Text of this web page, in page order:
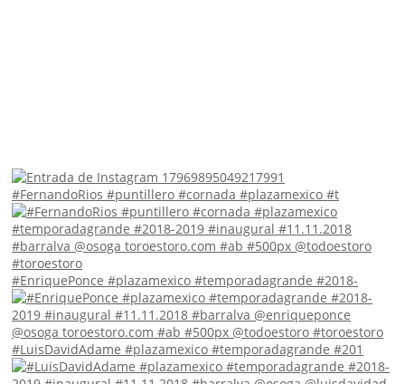
#FernandoRios #puntillero #cornada #plazamexico #t
#EnriquePonce #plazamexico #temporadagrande #2018-
#LuisDavidAdame #plazamexico #temporadagrande #201